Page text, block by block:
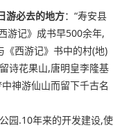
游必去的地方：“寿安县
游记》成书早500余年,
《西游记》书中的村(地)
诗花果山,唐明皇李隆基
神游仙山而留下千古名
园.10年来的开发建设,使